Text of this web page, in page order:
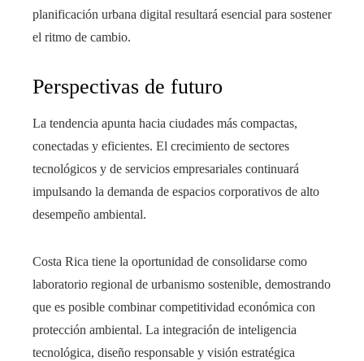
planificación urbana digital resultará esencial para sostener
el ritmo de cambio.
Perspectivas de futuro
La tendencia apunta hacia ciudades más compactas,
conectadas y eficientes. El crecimiento de sectores
tecnológicos y de servicios empresariales continuará
impulsando la demanda de espacios corporativos de alto
desempeño ambiental.
Costa Rica tiene la oportunidad de consolidarse como
laboratorio regional de urbanismo sostenible, demostrando
que es posible combinar competitividad económica con
protección ambiental. La integración de inteligencia
tecnológica, diseño responsable y visión estratégica